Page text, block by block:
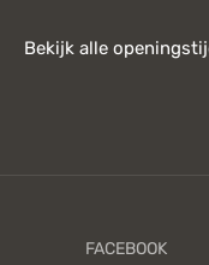
Bekijk alle